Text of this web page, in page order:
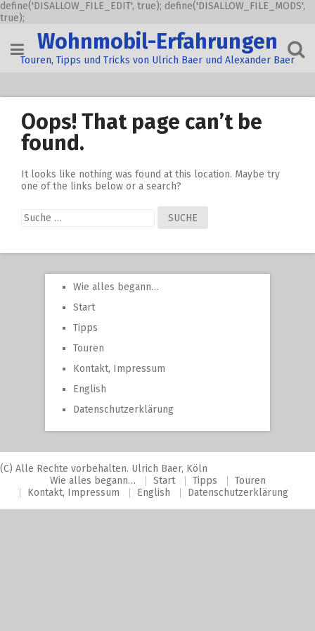
define('DISALLOW_FILE_EDIT', true); define('DISALLOW_FILE_MODS',
true);
content
Wohnmobil-Erfahrungen
Touren, Tipps und Tricks von Ulrich Baer und Alexander Baer
Oops! That page can’t be
found.
It looks like nothing was found at this location. Maybe try
one of the links below or a search?
Suche
nach:
Wie alles begann…
Start
Tipps
Touren
Kontakt, Impressum
English
Datenschutzerklärung
(C) Alle Rechte vorbehalten. Ulrich Baer, Köln
Wie alles begann…
Start Tipps
Touren
Kontakt, Impressum
English Datenschutzerklärung